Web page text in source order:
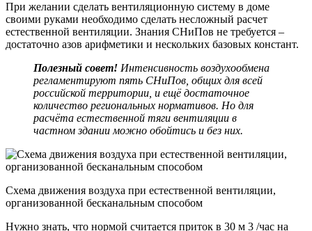
При желании сделать вентиляционную систему в доме
своими руками необходимо сделать несложный расчет
естественной вентиляции. Знания СНиПов не требуется –
достаточно азов арифметики и нескольких базовых констант.
Полезный совет! Интенсивность воздухообмена
регламентируют пять СНиПов, общих для всей
российской территории, и ещё достаточное
количество региональных нормативов. Но для
расчёта естественной тяги вентиляции в
частном здании можно обойтись и без них.
Схема движения воздуха при естественной вентиляции,
организованной бесканальным способом
Нужно знать, что нормой считается приток в 30 м 3 /час на